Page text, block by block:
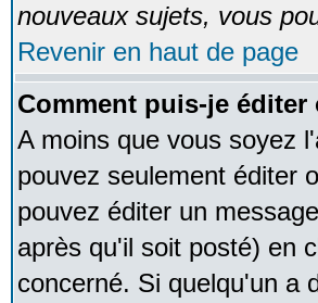
nouveaux sujets, vous
Revenir en haut de page
Comment puis-je
A moins que vous soyez
pouvez seulement éditer
pouvez éditer un
après qu'il soit posté) en
concerné. Si quelqu'un a